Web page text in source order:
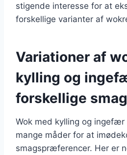
stigende interesse for at
forskellige varianter af
Variationer af
kylling og
forskellige
Wok med kylling og ingefær
mange måder for at
smagspræferencer. Her er